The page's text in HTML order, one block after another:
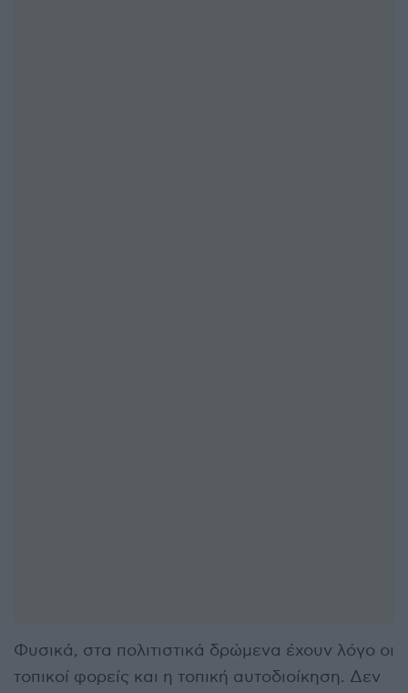
Φυσικά, στα πολιτιστικά δρώμενα έχουν λόγο οι
τοπικοί φορείς και η τοπική αυτοδιοίκηση. Δεν